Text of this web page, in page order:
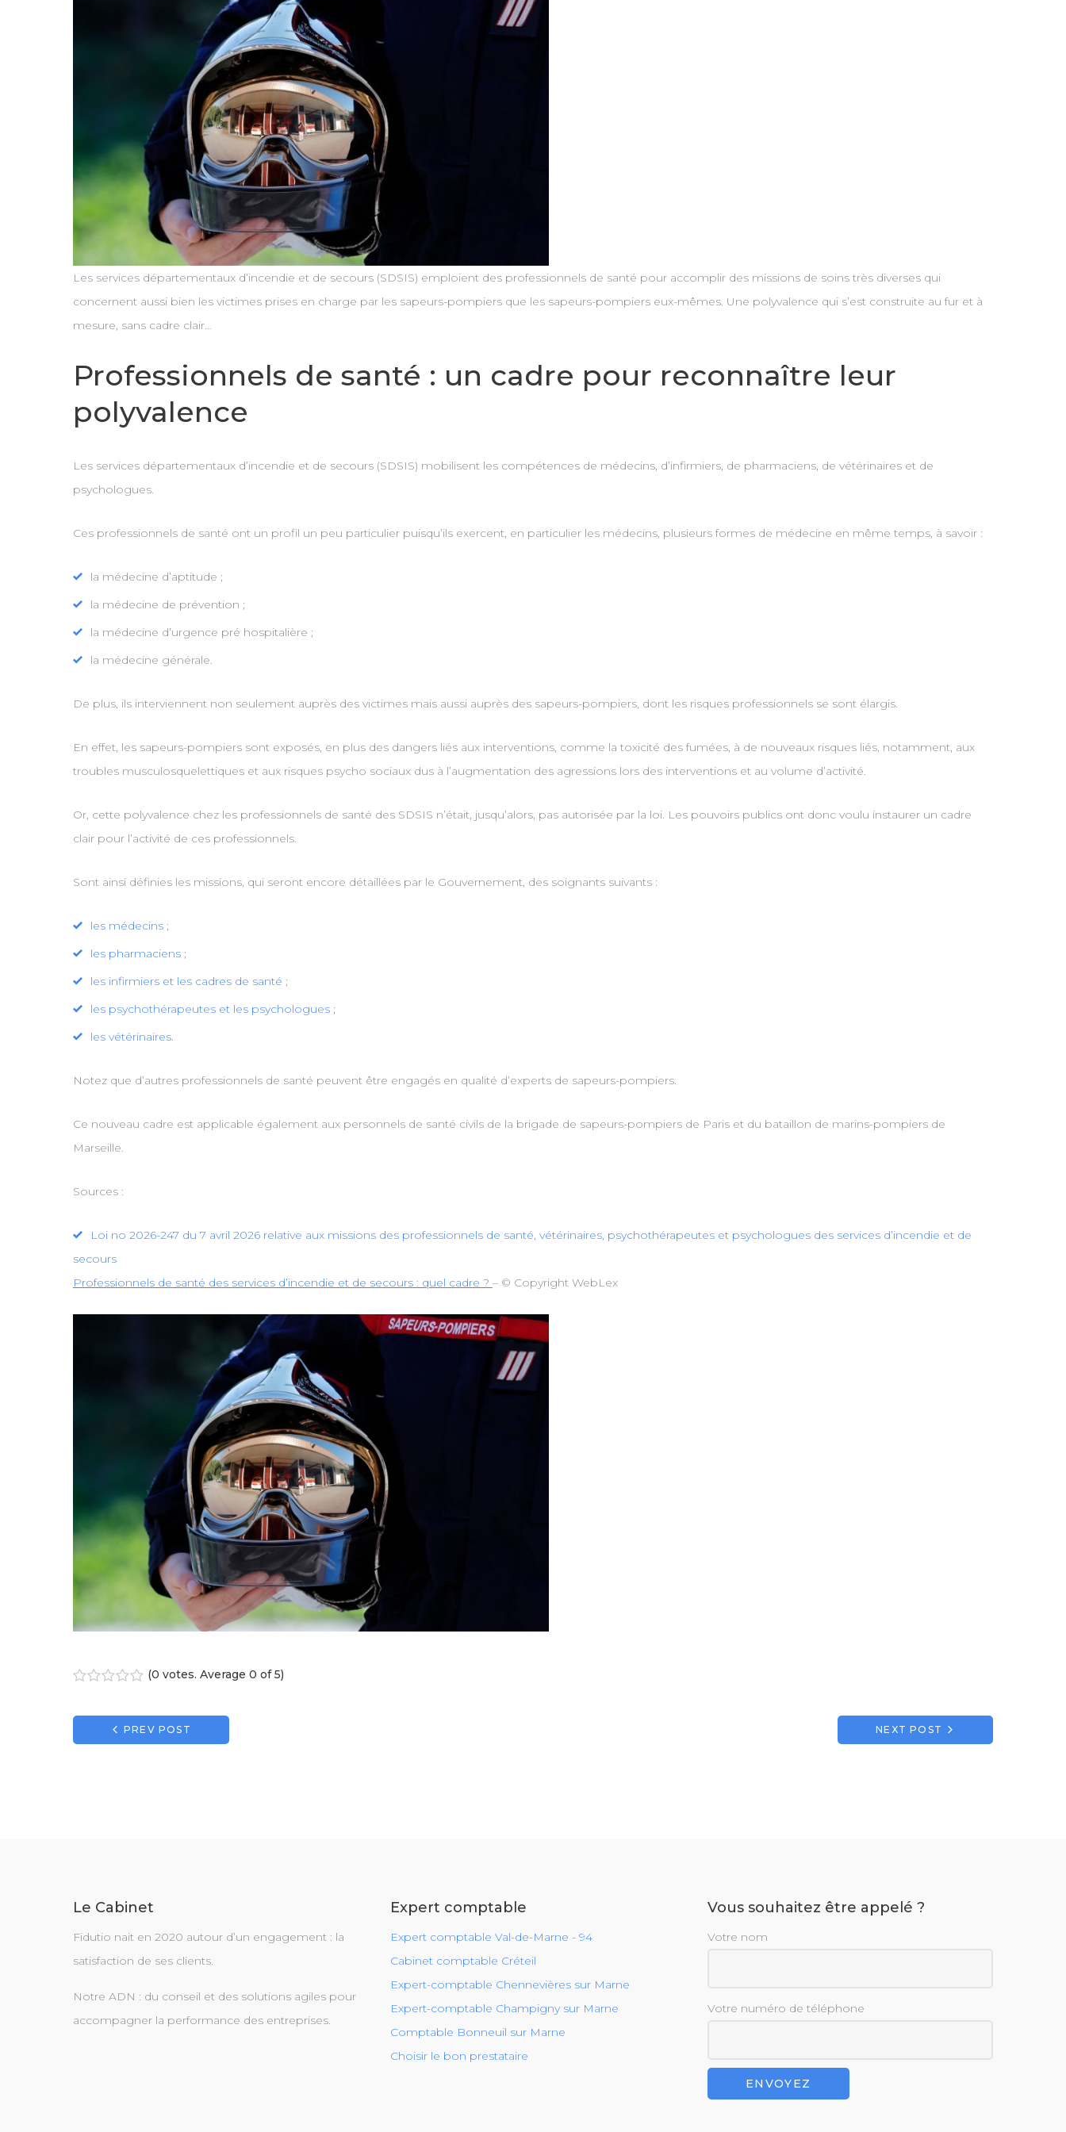
Les services départementaux d’incendie et de secours (SDSIS) emploient des professionnels de santé pour accomplir des missions de soins très diverses qui
concernent aussi bien les victimes prises en charge par les sapeurs-pompiers que les sapeurs-pompiers eux-mêmes. Une polyvalence qui s’est construite au fur et à
mesure, sans cadre clair…
Professionnels de santé : un cadre pour reconnaître leur
polyvalence
Les services départementaux d’incendie et de secours (SDSIS) mobilisent les compétences de médecins, d’infirmiers, de pharmaciens, de vétérinaires et de
psychologues.
Ces professionnels de santé ont un profil un peu particulier puisqu’ils exercent, en particulier les médecins, plusieurs formes de médecine en même temps, à savoir :
la médecine d’aptitude ;
la médecine de prévention ;
la médecine d’urgence pré hospitalière ;
la médecine générale.
De plus, ils interviennent non seulement auprès des victimes mais aussi auprès des sapeurs-pompiers, dont les risques professionnels se sont élargis.
En effet, les sapeurs-pompiers sont exposés, en plus des dangers liés aux interventions, comme la toxicité des fumées, à de nouveaux risques liés, notamment, aux
troubles musculosquelettiques et aux risques psycho sociaux dus à l’augmentation des agressions lors des interventions et au volume d’activité.
Or, cette polyvalence chez les professionnels de santé des SDSIS n’était, jusqu’alors, pas autorisée par la loi. Les pouvoirs publics ont donc voulu instaurer un cadre
clair pour l’activité de ces professionnels.
Sont ainsi définies les missions, qui seront encore détaillées par le Gouvernement, des soignants suivants :
les médecins;
les pharmaciens;
les infirmiers et les cadres de santé ;
les psychothérapeutes et les psychologues;
les vétérinaires.
Notez que d’autres professionnels de santé peuvent être engagés en qualité d’experts de sapeurs-pompiers.
Ce nouveau cadre est applicable également aux personnels de santé civils de la brigade de sapeurs-pompiers de Paris et du bataillon de marins-pompiers de
Marseille.
Sources :
Loi no 2026-247 du 7 avril 2026 relative aux missions des professionnels de santé, vétérinaires, psychothérapeutes et psychologues des services d’incendie et de
secours
Professionnels de santé des services d’incendie et de secours : quel cadre ? – © Copyright WebLex
(0 votes. Average 0 of 5)
Navigation
PREV POST NEXT POST
Le Cabinet
Fidutio nait en 2020 autour d’un engagement : la
satisfaction de ses clients.
Notre ADN : du conseil et des solutions agiles pour
accompagner la performance des entreprises.
Expert comptable
Expert comptable Val-de-Marne - 94
Cabinet comptable Créteil
Expert-comptable Chennevières sur Marne
Expert-comptable Champigny sur Marne
Comptable Bonneuil sur Marne
Choisir le bon prestataire
Vous souhaitez être appelé ?
Votre nom
Votre numéro de téléphone